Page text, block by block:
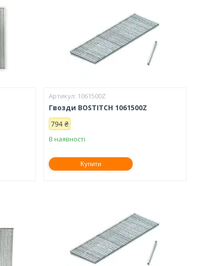
1061500Z
Гвозди BOSTITCH 1061500Z
794 ₴
В наявності
Купити